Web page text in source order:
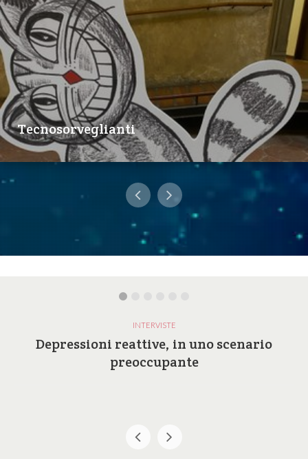
Tecnosorveglianti
INTERVISTE
Depressioni reattive, in uno scenario
preoccupante